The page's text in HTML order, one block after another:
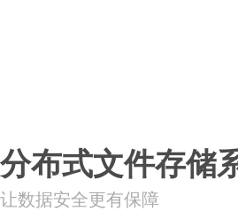
分布式文件存储
让数据安全更有保障